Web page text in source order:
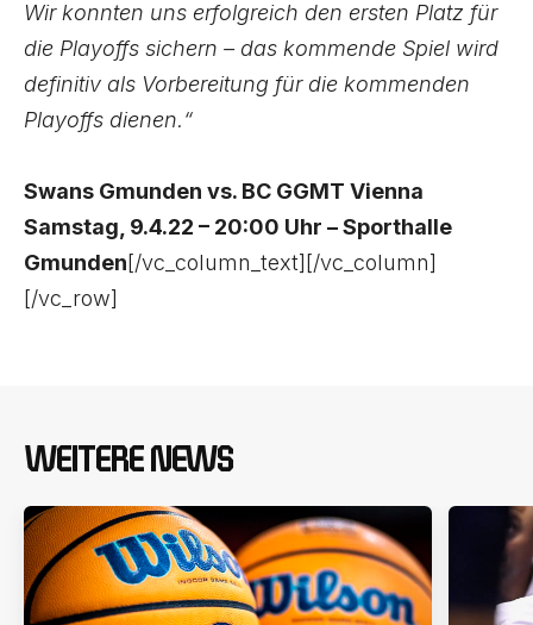
Wir konnten uns erfolgreich den ersten Platz für
die Playoffs sichern – das kommende Spiel wird
definitiv als Vorbereitung für die kommenden
Playoffs dienen.“
Swans Gmunden vs. BC GGMT Vienna
Samstag, 9.4.22 – 20:00 Uhr – Sporthalle
Gmunden[/vc_column_text][/vc_column]
[/vc_row]
WEITERE NEWS